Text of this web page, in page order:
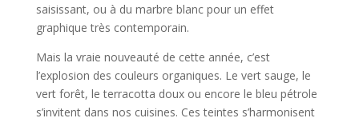
saisissant, ou à du marbre blanc pour un effet
graphique très contemporain.
Mais la vraie nouveauté de cette année, c’est
l’explosion des couleurs organiques. Le vert sauge, le
vert forêt, le terracotta doux ou encore le bleu pétrole
s’invitent dans nos cuisines. Ces teintes s’harmonisent